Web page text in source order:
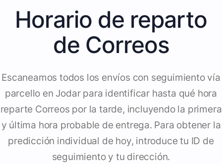
Horario de reparto
de Correos
Escaneamos todos los envíos con seguimiento vía
parcello en Jodar para identificar hasta qué hora
reparte Correos por la tarde, incluyendo la primera
y última hora probable de entrega. Para obtener la
predicción individual de hoy, introduce tu ID de
seguimiento y tu dirección.